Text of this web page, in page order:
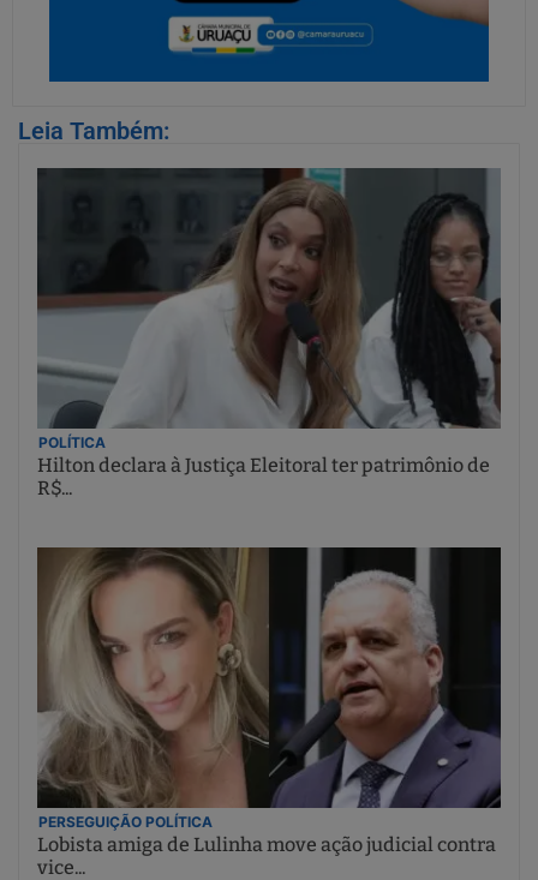
Leia Também:
POLÍTICA
Hilton declara à Justiça Eleitoral ter patrimônio de
R$...
PERSEGUIÇÃO POLÍTICA
Lobista amiga de Lulinha move ação judicial contra
vice...